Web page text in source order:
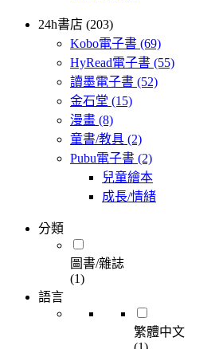
24h書店 (203)
Kobo電子書 (69)
HyRead電子書 (55)
讀墨電子書 (52)
金石堂 (15)
漫畫 (8)
童書/教具 (2)
Pubu電子書 (2)
兒童繪本
成長/情緒
分類
圖書/雜誌
(1)
語言
繁體中文